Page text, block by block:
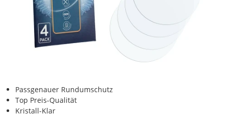
Passgenauer Rundumschutz
Top Preis-Qualität
Kristall-Klar